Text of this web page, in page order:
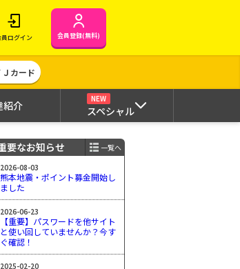
員ログイン 会員登録(無料)
カード
紹介
NEW
スペシャル
要なお知らせ
一覧へ
2026-08-03
熊本地震・ポイント募金開始し
ました
2026-06-23
【重要】パスワードを他サイト
と使い回していませんか？今す
ぐ確認！
2025-02-20